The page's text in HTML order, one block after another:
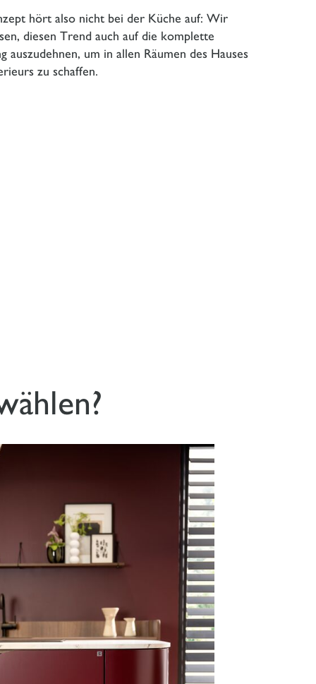
hört also nicht bei der Küche auf: Wir
diesen Trend auch auf die komplette
auszudehnen, um in allen Räumen des Hauses
zu schaffen.